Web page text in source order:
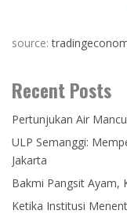
source:
Recent Posts
Pertunjukan Air
ULP Semanggi:
Jakarta
Bakmi Pangsit Ayam,
Ketika Institusi